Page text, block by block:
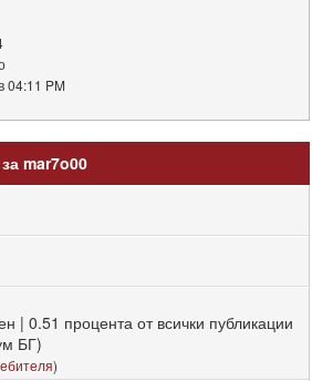
04:11 PM
mar7o00
| 0.51 процента от всички публикации
БГ)
)